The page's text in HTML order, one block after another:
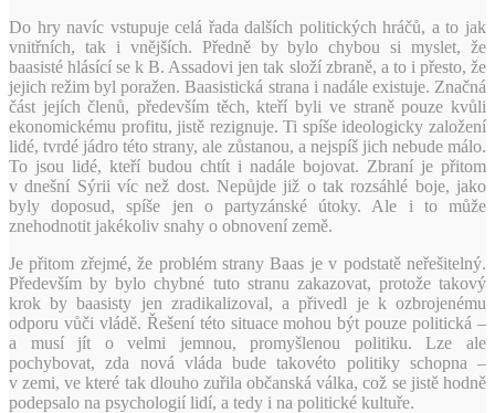
Do hry navíc vstupuje celá řada dalších politických hráčů, a to jak
vnitřních, tak i vnějších. Předně by bylo chybou si myslet, že
baasisté hlásící se k B. Assadovi jen tak složí zbraně, a to i přesto, že
jejich režim byl poražen. Baasistická strana i nadále existuje. Značná
část jejích členů, především těch, kteří byli ve straně pouze kvůli
ekonomickému profitu, jistě rezignuje. Ti spíše ideologicky založení
lidé, tvrdé jádro této strany, ale zůstanou, a nejspíš jich nebude málo.
To jsou lidé, kteří budou chtít i nadále bojovat. Zbraní je přitom
v dnešní Sýrii víc než dost. Nepůjde již o tak rozsáhlé boje, jako
byly doposud, spíše jen o partyzánské útoky. Ale i to může
znehodnotit jakékoliv snahy o obnovení země.
Je přitom zřejmé, že problém strany Baas je v podstatě neřešitelný.
Především by bylo chybné tuto stranu zakazovat, protože takový
krok by baasisty jen zradikalizoval, a přivedl je k ozbrojenému
odporu vůči vládě. Řešení této situace mohou být pouze politická –
a musí jít o velmi jemnou, promyšlenou politiku. Lze ale
pochybovat, zda nová vláda bude takovéto politiky schopna –
v zemi, ve které tak dlouho zuřila občanská válka, což se jistě hodně
podepsalo na psychologií lidí, a tedy i na politické kultuře.